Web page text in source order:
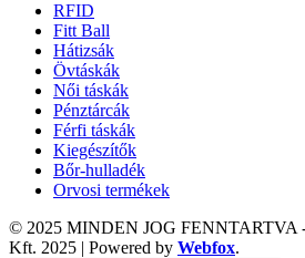
RFID
Fitt Ball
Hátizsák
Övtáskák
Női táskák
Pénztárcák
Férfi táskák
Kiegészítők
Bőr-hulladék
Orvosi termékek
© 2025 MINDEN JOG FENNTARTVA
Kft. 2025 | Powered by Webfox.